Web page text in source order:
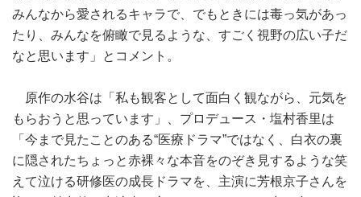
みんなから愛されるキャラで、でもときには毒っ気があっ
たり、みんなを俯瞰で見るような、すごく視野の広い子だ
なと思います」とコメント。
原作の水谷は「私も観客として面白く観ながら、元気を
もらおうと思っています」、プロデュース・塩村香里は
「今まで見たことのある“医療ドラマ”ではなく、白衣の裏
に隠されたちょっと赤裸々な本音をのぞき見するような笑
えて泣ける研修医の成長ドラマを、主演に芳根京子さんを